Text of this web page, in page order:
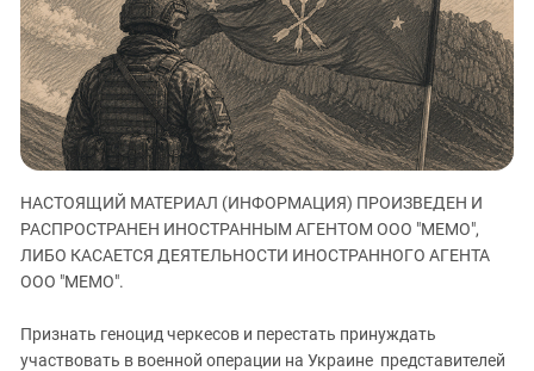
ЗАСТАВЛЯЕТ
КАВКАЗ ЗА ПАЛЕСТИНУ
ИНАКОМЫСЛИЕ В ЧЕЧНЕ
ПРЕСЛЕДОВАНИЕ АКТИВИСТОВ
МОБИЛИЗАЦИЯ И ПРОТЕСТЫ
Дагестан
Ингушетия
Кабардино-Балкария
Калмыкия
Карачаево-Черкесия
Краснодарский край
Российская Федерация
Северная Осетия - Алания
НАСТОЯЩИЙ МАТЕРИАЛ (ИНФОРМАЦИЯ) ПРОИЗВЕДЕН И
РАСПРОСТРАНЕН ИНОСТРАННЫМ АГЕНТОМ ООО "МЕМО",
ЛИБО КАСАЕТСЯ ДЕЯТЕЛЬНОСТИ ИНОСТРАННОГО АГЕНТА
ООО "МЕМО".
Признать геноцид черкесов и перестать принуждать
участвовать в военной операции на Украине представителей